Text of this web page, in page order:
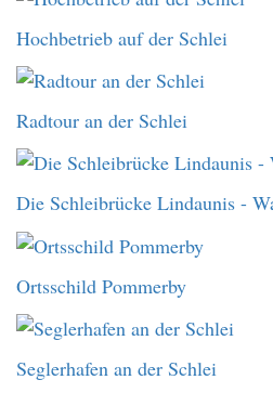
Hochbetrieb auf der Schlei
Radtour an der Schlei
Die Schleibrücke Lindaunis -
Ortsschild Pommerby
Seglerhafen an der Schlei